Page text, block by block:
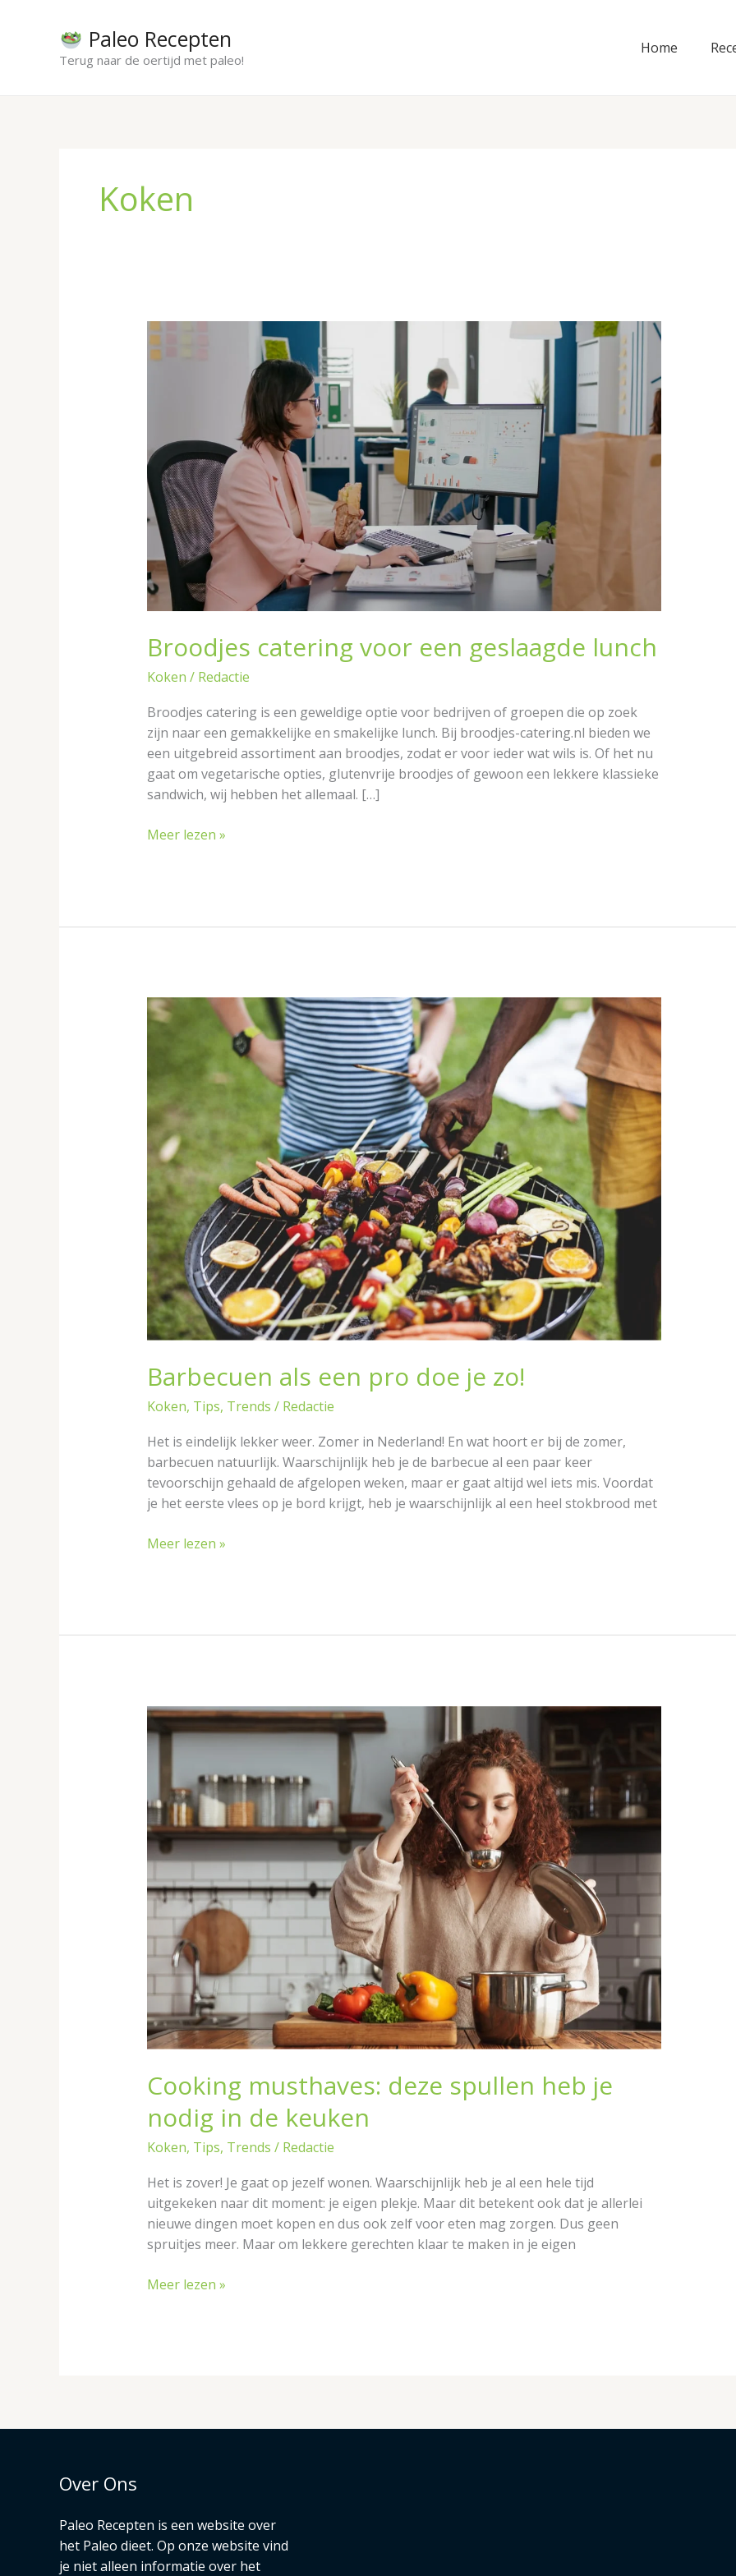
Paleo Recepten
Terug naar de oertijd met paleo!
Home
Koken
Broodjes catering voor een geslaagde lunch
Koken / Redactie
Broodjes catering is een geweldige optie voor bedrijven of groepen die op zoek
zijn naar een gemakkelijke en smakelijke lunch. Bij broodjes-catering.nl bieden we
een uitgebreid assortiment aan broodjes, zodat er voor ieder wat wils is. Of het nu
gaat om vegetarische opties, glutenvrije broodjes of gewoon een lekkere klassieke
sandwich, wij hebben het allemaal. […]
Broodjes
catering
Meer lezen »
Barbecuen als een pro doe je zo!
Koken, Tips, Trends / Redactie
Het is eindelijk lekker weer. Zomer in Nederland! En wat hoort er bij de zomer,
barbecuen natuurlijk. Waarschijnlijk heb je de barbecue al een paar keer
tevoorschijn gehaald de afgelopen weken, maar er gaat altijd wel iets mis. Voordat
je het eerste vlees op je bord krijgt, heb je waarschijnlijk al een heel stokbrood met
Barbecuen
als
je
zo!
Meer lezen »
Cooking musthaves: deze spullen heb je
nodig in de keuken
Koken, Tips, Trends / Redactie
Het is zover! Je gaat op jezelf wonen. Waarschijnlijk heb je al een hele tijd
uitgekeken naar dit moment: je eigen plekje. Maar dit betekent ook dat je allerlei
nieuwe dingen moet kopen en dus ook zelf voor eten mag zorgen. Dus geen
spruitjes meer. Maar om lekkere gerechten klaar te maken in je eigen
Cooking
musthaves:
heb
je
nodig
in
de
keuken
Meer lezen »
Over Ons
Paleo Recepten is een website over
het Paleo dieet. Op onze website vind
je niet alleen informatie over het